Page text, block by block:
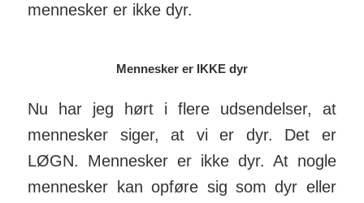
mennesker er ikke dyr.
Mennesker er IKKE dyr
Nu har jeg hørt i flere ud­sen­delser, at
men­nesker siger, at vi er dyr. Det er
LØGN. Men­nesker er ikke dyr. At nogle
men­nesker kan opføre sig som dyr eller